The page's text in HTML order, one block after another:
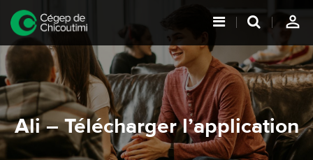
person_outline
Ali – Télécharger l’application